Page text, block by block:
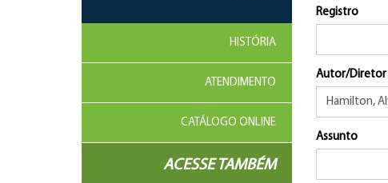
HISTÓRIA
ATENDIMENTO
CATÁLOGO ONLINE
ACESSE TAMBÉM
Registro
Autor/Diretor
Assunto